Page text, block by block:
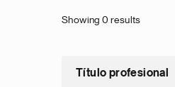
Showing 0 results
Título profesional